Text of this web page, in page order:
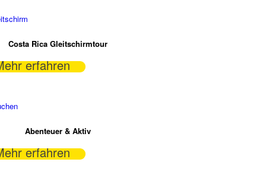
Costa Rica Gleitschirmtour
erfahren
Abenteuer & Aktiv
erfahren